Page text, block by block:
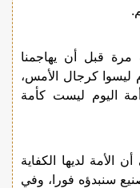
قبل أن يهاجمنا
كرجال الأمس،
اليوم ليست كأمة
لديها الكفاية
سنبدؤه فورا، وفي